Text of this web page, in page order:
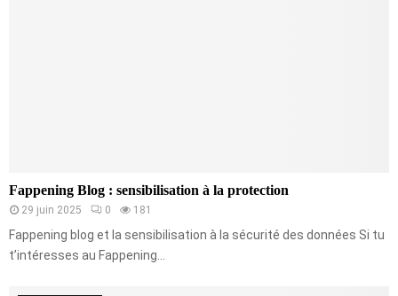
Fappening Blog : sensibilisation à la protection
29 juin 2025 0 181
Fappening blog et la sensibilisation à la sécurité des données Si tu
t’intéresses au Fappening...